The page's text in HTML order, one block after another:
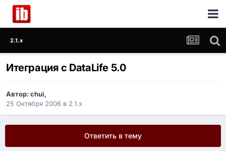
2.1.x
Итеграция с DataLife 5.0
Автор:chui,
25 Октября 2006 в 2.1.x
Ответить в тему